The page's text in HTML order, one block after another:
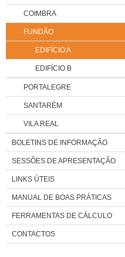
COIMBRA
FUNDÃO
EDIFÍCIO A
EDIFÍCIO B
PORTALEGRE
SANTARÉM
VILA REAL
BOLETINS DE INFORMAÇÃO
SESSÕES DE APRESENTAÇÃO
LINKS ÚTEIS
MANUAL DE BOAS PRÁTICAS
FERRAMENTAS DE CÁLCULO
CONTACTOS